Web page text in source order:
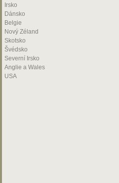
Irsko
Dánsko
Belgie
Nový Zéland
Skotsko
Švédsko
Severní Irsko
Anglie a Wales
USA